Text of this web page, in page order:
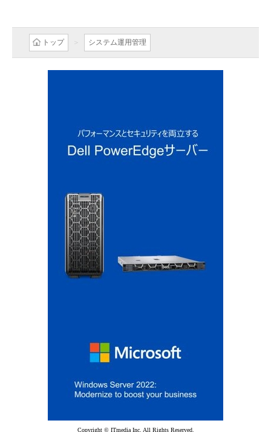
トップ システム運用管理
Copyright © ITmedia Inc. All Rights Reserved.